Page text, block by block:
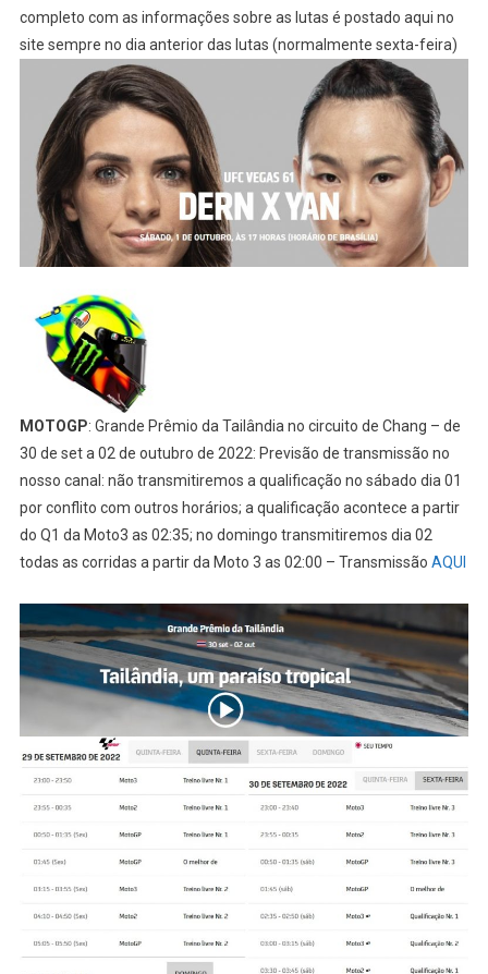
completo com as informações sobre as lutas é postado aqui no
site sempre no dia anterior das lutas (normalmente sexta-feira)
MOTOGP: Grande Prêmio da Tailândia no circuito de Chang – de
30 de set a 02 de outubro de 2022: Previsão de transmissão no
nosso canal: não transmitiremos a qualificação no sábado dia 01
por conflito com outros horários; a qualificação acontece a partir
do Q1 da Moto3 as 02:35; no domingo transmitiremos dia 02
todas as corridas a partir da Moto 3 as 02:00 – Transmissão AQUI